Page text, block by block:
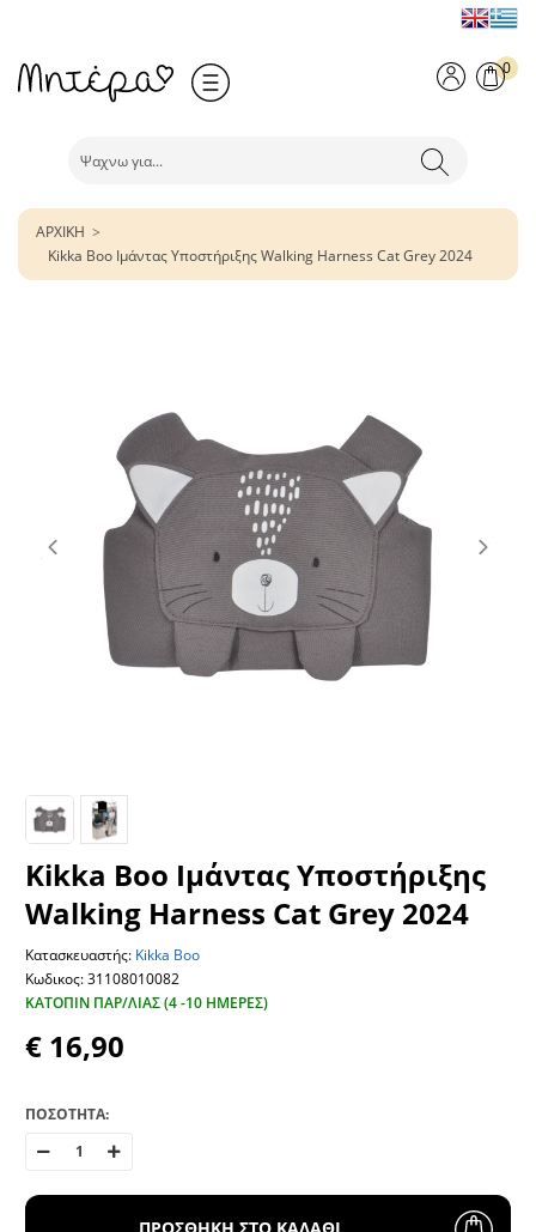
0
ΑΡΧΙΚΗ
Kikka Boo Ιμάντας Υποστήριξης Walking Harness Cat Grey 2024
Kikka Boo Ιμάντας Υποστήριξης
Walking Harness Cat Grey 2024
Κατασκευαστής: Kikka Boo
Κωδικος: 31108010082
ΚΑΤΌΠΙΝ ΠΑΡ/ΛΊΑΣ (4 -10 ΗΜΈΡΕΣ)
€ 16,90
ΠΟΣΟΤΗΤΑ: